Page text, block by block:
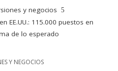
y negocios
EE.UU.: 115.000 puestos en
de lo esperado
Y NEGOCIOS